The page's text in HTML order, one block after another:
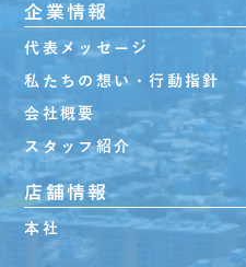
企業情報
代表メッセージ
私たちの想い・行動指針
会社概要
スタッフ紹介
店舗情報
本社